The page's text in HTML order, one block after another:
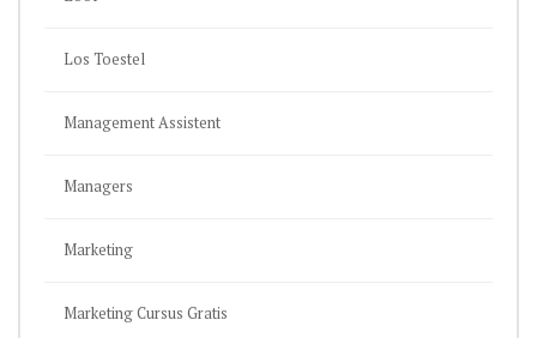
Los Toestel
Management Assistent
Managers
Marketing
Marketing Cursus Gratis